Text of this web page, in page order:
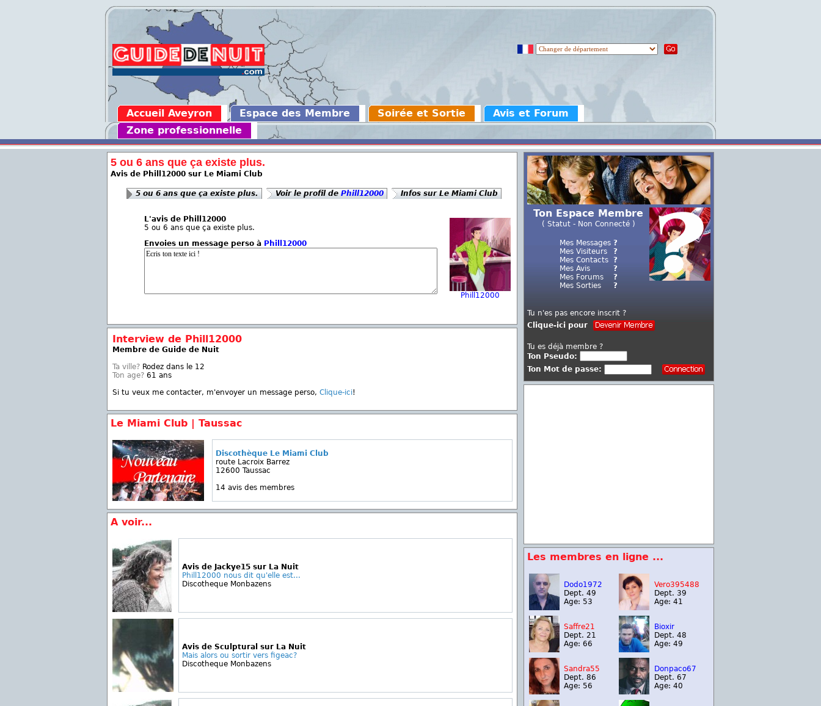
Accueil Aveyron Espace des Membre Soirée et Sortie
Avis et Forum
Zone professionnelle
5 ou 6 ans que ça existe plus.
Avis de Phill12000 sur Le Miami Club
5 ou 6 ans que ça existe plus. Voir le profil de Phill12000 Infos sur Le Miami Club
Phill12000
L'avis de Phill12000
5 ou 6 ans que ça existe plus.
Envoies un message perso à Phill12000
Interview de Phill12000
Membre de Guide de Nuit
Ta ville? Rodez dans le 12
Ton age? 61 ans
Si tu veux me contacter, m'envoyer un message perso, Clique-ici!
Le Miami Club | Taussac
Discothèque Le Miami Club
route Lacroix Barrez
12600 Taussac
14 avis des membres
A voir...
Avis de Jackye15 sur La Nuit
Phill12000 nous dit qu'elle est...
Discotheque Monbazens
Avis de Sculptural sur La Nuit
Mais alors ou sortir vers figeac?
Discotheque Monbazens
Ton Espace Membre
( Statut - Non Connecté )
Mes Messages
Mes Visiteurs
Mes Contacts
Mes Avis
Mes Forums
Mes Sorties
?
?
?
?
?
?
Tu n'es pas encore inscrit ?
Clique-ici pour
Tu es déjà membre ?
Ton Pseudo:
Ton Mot de passe:
Les membres en ligne ...
Dodo1972
Dept. 49
Age: 53
Vero395488
Dept. 39
Age: 41
Saffre21
Dept. 21
Age: 66
Bioxir
Dept. 48
Age: 49
Sandra55
Dept. 86
Age: 56
Donpaco67
Dept. 67
Age: 40